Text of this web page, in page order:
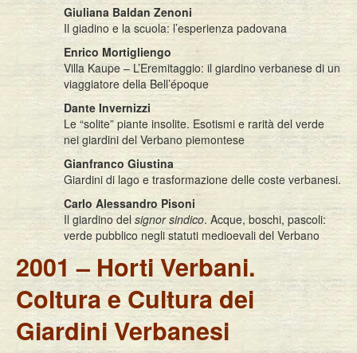
Giuliana Baldan Zenoni
Il giadino e la scuola: l’esperienza padovana
Enrico Mortigliengo
Villa Kaupe – L’Eremitaggio: il giardino verbanese di un
viaggiatore della Bell’époque
Dante Invernizzi
Le “solite” piante insolite. Esotismi e rarità del verde
nei giardini del Verbano piemontese
Gianfranco Giustina
Giardini di lago e trasformazione delle coste verbanesi.
Carlo Alessandro Pisoni
Il giardino del signor sindico. Acque, boschi, pascoli:
verde pubblico negli statuti medioevali del Verbano
2001 – Horti Verbani.
Coltura e Cultura dei
Giardini Verbanesi